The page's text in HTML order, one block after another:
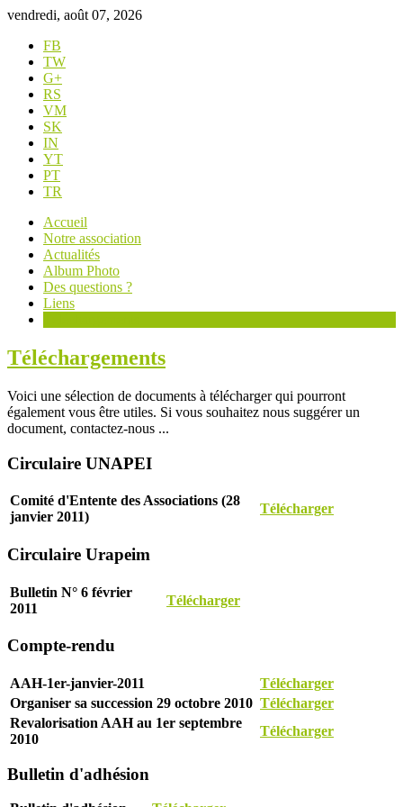
vendredi, août 07, 2026
FB
TW
G+
RS
VM
SK
IN
YT
PT
TR
Accueil
Notre association
Actualités
Album Photo
Des questions ?
Liens
Téléchargements
Voici une sélection de documents à télécharger qui pourront
également vous être utiles. Si vous souhaitez nous suggérer un
document, contactez-nous ...
Circulaire UNAPEI
Comité d'Entente des Associations (28
janvier 2011)
Télécharger
Circulaire Urapeim
Bulletin N° 6 février
2011
Télécharger
Compte-rendu
AAH-1er-janvier-2011
Télécharger
Organiser sa succession 29 octobre 2010 Télécharger
Revalorisation AAH au 1er septembre
2010
Télécharger
Bulletin d'adhésion